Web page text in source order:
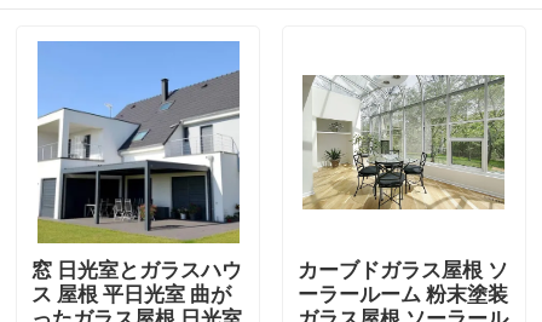
窓 日光室とガラスハウ
ス 屋根 平日光室 曲が
カーブドガラス屋根 ソ
ーラールーム 粉末塗装